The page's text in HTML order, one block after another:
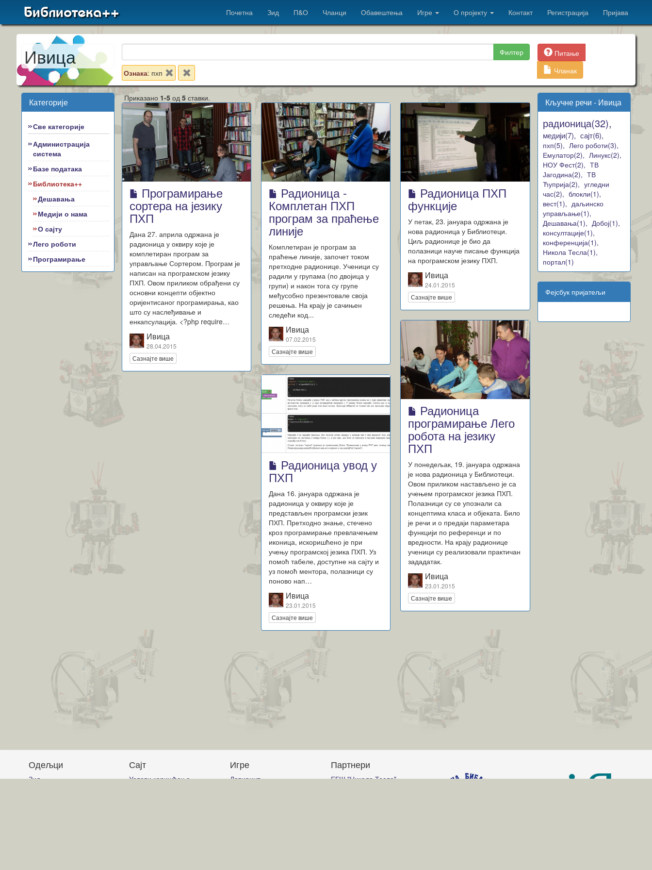
Библиотека++ Почетна Зид П&О Чланци Обавештења Игре О пројекту Контакт Регистрација Пријава
Ивица Филтер
Ознака: пхп
Питање
Чланак
Категорије
Све категорије
Администрација
система
Базе података
Библиотека++
Дешавања
Медији о нама
О сајту
Лего роботи
Програмирање
Приказано 1-5 од5 ставки.
Програмирање
сортера на језику
ПХП
Дана 27. априла одржана је
радионица у оквиру које је
комплетиран програм за
управљање Сортером. Програм је
написан на програмском језику
ПХП. Овом приликом обрађени су
основни концепти објектно
оријентисаног програмирања, као
што су наслеђивање и
енкапсулација. <?php require…
Ивица
28.04.2015
Сазнајте више
Радионица -
Комплетан ПХП
програм за праћење
линије
Комплетиран је програм за
праћење линије, започет током
претходне радионице. Ученици су
радили у групама (по двојица у
групи) и након тога су групе
међусобно презентовале своја
решења. На крају је сачињен
следећи код...
Ивица
07.02.2015
Сазнајте више
Радионица ПХП
функције
У петак, 23. јануара одржана је
нова радионица у Библиотеци.
Циљ радионице је био да
полазници науче писање функција
на програмском језику ПХП.
Ивица
24.01.2015
Сазнајте више
Радионица
програмирање Лего
робота на језику
ПХП
У понедељак, 19. јануара одржана
је нова радионица у Библиотеци.
Овом приликом настављено је са
учењем програмског језика ПХП.
Полазници су се упознали са
концептима класа и објеката. Било
је речи и о предаји параметара
функцији по референци и по
вредности. На крају радионице
ученици су реализовали практичан
зададатак.
Ивица
23.01.2015
Сазнајте више
Радионица увод у
ПХП
Дана 16. јануара одржана је
радионица у оквиру које је
представљен програмски језик
ПХП. Претходно знање, стечено
кроз програмирање превлачењем
иконица, искоришћено је при
учењу програмској језика ПХП. Уз
помоћ табеле, доступне на сајту и
уз помоћ ментора, полазници су
поново нап…
Ивица
23.01.2015
Сазнајте више
Кључне речи - Ивица
радионица(32),
медији(7), сајт(6),
пхп(5), Лего роботи(3),
Емулатор(2), Линукс(2),
НОУ Фест(2), ТВ
Јагодина(2), ТВ
Ћуприја(2), угледни
час(2), блокли(1),
вест(1), даљинско
управљање(1),
Дешавања(1), Добој(1),
консултације(1),
конференција(1),
Никола Тесла(1),
портал(1)
Фејсбук пријатељи
Одељци
Зид
Сајт
Услови коришћења
Игре
Лавиринт
Партнери
ЕГШ "Никола Тесла"